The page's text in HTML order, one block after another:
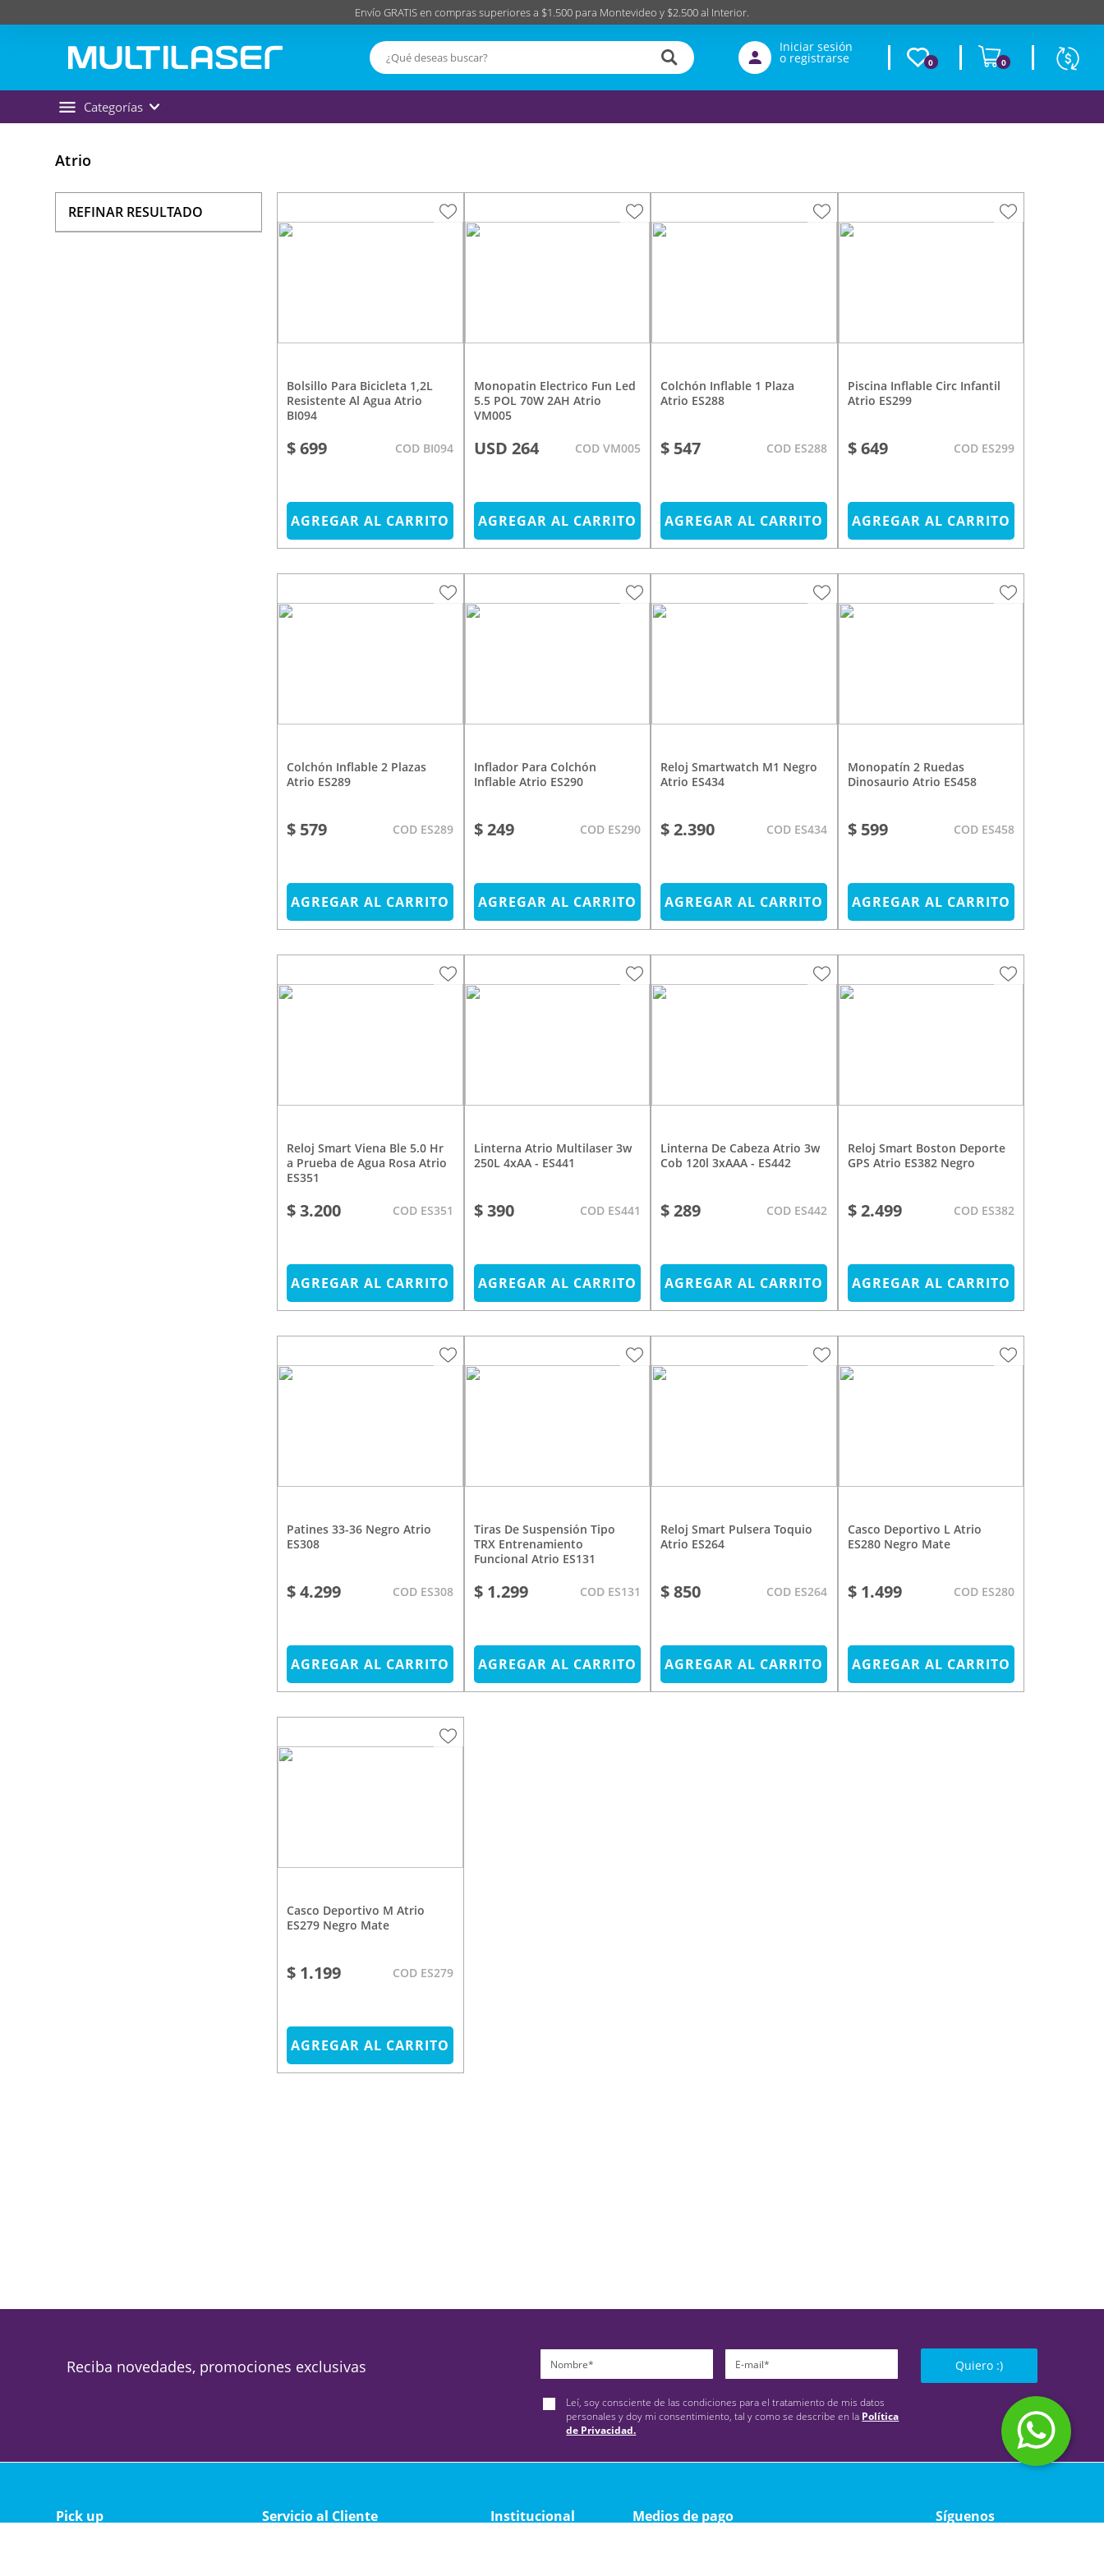
Envío GRATIS en compras superiores a $1.500 para Montevideo y $2.500 al Interior.
Iniciar sesión
o registrarse 0 0
Moneda
Según
$
Categorías
Atrio
REFINAR RESULTADO
Bolsillo Para Bicicleta 1,2L
Resistente Al Agua Atrio
BI094
$ 699 COD BI094
AGREGAR AL CARRITO
Monopatin Electrico Fun Led
5.5 POL 70W 2AH Atrio
VM005
USD 264 COD VM005
AGREGAR AL CARRITO
Colchón Inflable 1 Plaza
Atrio ES288
$ 547 COD ES288
AGREGAR AL CARRITO
Piscina Inflable Circ Infantil
Atrio ES299
$ 649 COD ES299
AGREGAR AL CARRITO
Colchón Inflable 2 Plazas
Atrio ES289
$ 579 COD ES289
AGREGAR AL CARRITO
Inflador Para Colchón
Inflable Atrio ES290
$ 249 COD ES290
AGREGAR AL CARRITO
Reloj Smartwatch M1 Negro
Atrio ES434
$ 2.390 COD ES434
AGREGAR AL CARRITO
Monopatín 2 Ruedas
Dinosaurio Atrio ES458
$ 599 COD ES458
AGREGAR AL CARRITO
Reloj Smart Viena Ble 5.0 Hr
a Prueba de Agua Rosa Atrio
ES351
$ 3.200 COD ES351
AGREGAR AL CARRITO
Linterna Atrio Multilaser 3w
250L 4xAA - ES441
$ 390 COD ES441
AGREGAR AL CARRITO
Linterna De Cabeza Atrio 3w
Cob 120l 3xAAA - ES442
$ 289 COD ES442
AGREGAR AL CARRITO
Reloj Smart Boston Deporte
GPS Atrio ES382 Negro
$ 2.499 COD ES382
AGREGAR AL CARRITO
Patines 33-36 Negro Atrio
ES308
$ 4.299 COD ES308
AGREGAR AL CARRITO
Tiras De Suspensión Tipo
TRX Entrenamiento
Funcional Atrio ES131
$ 1.299 COD ES131
AGREGAR AL CARRITO
Reloj Smart Pulsera Toquio
Atrio ES264
$ 850 COD ES264
AGREGAR AL CARRITO
Casco Deportivo L Atrio
ES280 Negro Mate
$ 1.499 COD ES280
AGREGAR AL CARRITO
Casco Deportivo M Atrio
ES279 Negro Mate
$ 1.199 COD ES279
AGREGAR AL CARRITO
Reciba novedades, promociones exclusivas Quiero :)
Leí, soy consciente de las condiciones para el tratamiento de mis datos
personales y doy mi consentimiento, tal y como se describe en la Política
de Privacidad.
Pick up Servicio al Cliente Institucional Medios de pago Síguenos